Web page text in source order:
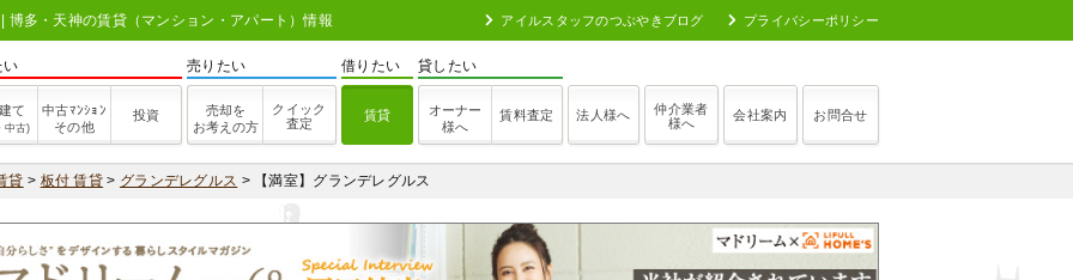
多・天神の賃貸（マンション・アパート）情報 アイルスタッフのつぶやきブログ プライバシーポリシー
い
て
中古)
中古ﾏﾝｼｮﾝ
その他
投資
売りたい
売却を
お考えの方
クイック
査定
借りたい
賃貸
貸したい
オーナー
様へ
賃料査定 法人様へ
仲介業者
様へ
会社案内 お問合せ
貸 > 板付 賃貸 > グランデレグルス > 【満室】グランデレグルス